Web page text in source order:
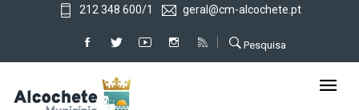
212 348 600/1 geral@cm-alcochete.pt
Pesquisa